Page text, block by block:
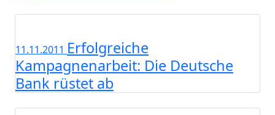
11.11.2011 Erfolgreiche
Kampagnenarbeit: Die Deutsche
Bank rüstet ab